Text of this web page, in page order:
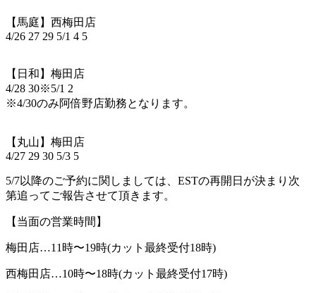
【馬庭】西梅田店
4/26 27 29 5/1 4 5
【日和】梅田店
4/28 30※5/1 2
※4/30のみ阿倍野店勤務となります。
【丸山】梅田店
4/27 29 30 5/3 5
5/7以降のご予約に関しましては、 ESTの再開日が決まり次
第追ってご報告させて頂きます。
【当面の営業時間】
梅田店…11 時〜19時(カット最終受付18時)
西梅田店…10時〜18時(カット最終受付17時)